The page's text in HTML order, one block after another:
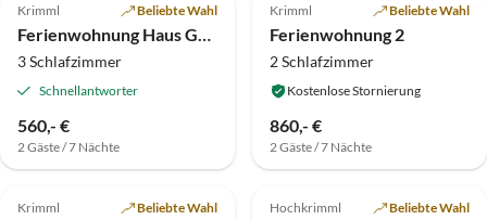
Krimml Beliebte Wahl
Ferienwohnung Haus Granly
3 Schlafzimmer
Schnellantworter
560,- €
2 Gäste / 7 Nächte
Krimml Beliebte Wahl
Ferienwohnung 2
2 Schlafzimmer
Kostenlose Stornierung
860,- €
2 Gäste / 7 Nächte
5.0 (1)
Krimml Beliebte Wahl
Top-Inserat
Hochkrimml Beliebte Wahl